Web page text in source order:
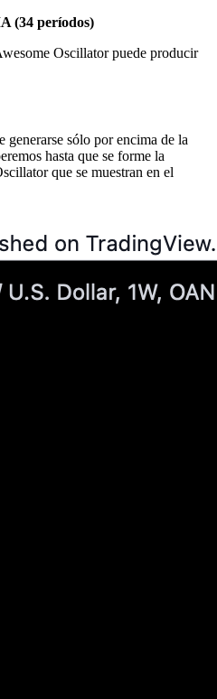
(34 períodos)
Oscillator puede producir
generarse sólo por encima de la
hasta que se forme la
que se muestran en el